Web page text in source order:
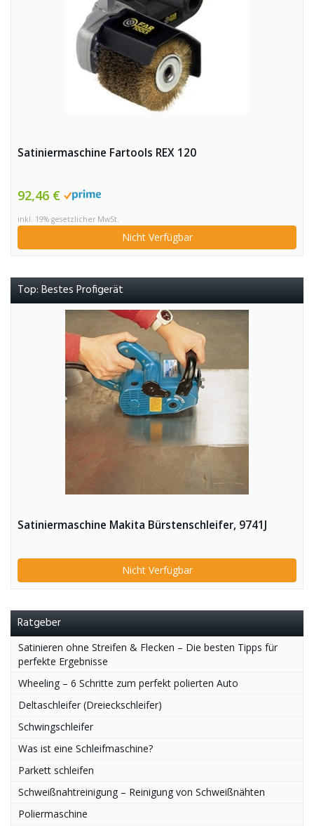
Satiniermaschine Fartools REX 120
92,46 €
inkl. 19% gesetzlicher MwSt.
Nicht Verfügbar
Top: Bestes Profigerät
Satiniermaschine Makita Bürstenschleifer, 9741J
Nicht Verfügbar
Ratgeber
Satinieren ohne Streifen & Flecken – Die besten Tipps für
perfekte Ergebnisse
Wheeling – 6 Schritte zum perfekt polierten Auto
Deltaschleifer (Dreieckschleifer)
Schwingschleifer
Was ist eine Schleifmaschine?
Parkett schleifen
Schweißnahtreinigung – Reinigung von Schweißnähten
Poliermaschine